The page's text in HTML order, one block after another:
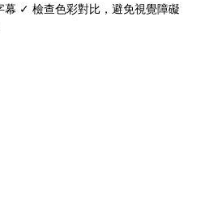
✓ 檢查色彩對比，避免視覺障礙